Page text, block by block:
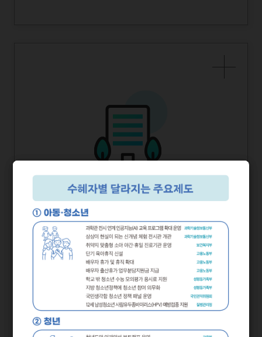
2025년 상반기부터 달라지는
부처별정책